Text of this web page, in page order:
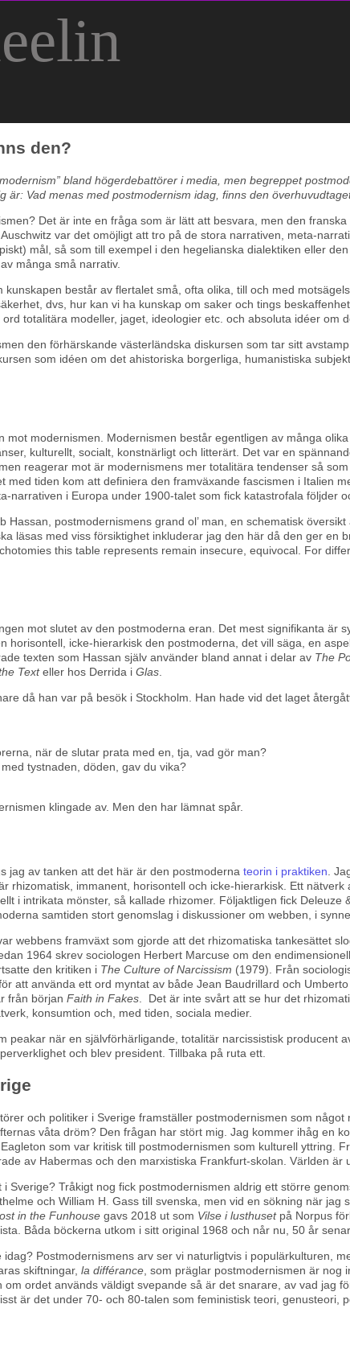
den?
bland högerdebattörer i media, men begreppet
är: Vad menas med postmodernism idag, finns den
Det är inte en fråga som är lätt att besvara, men den
var det omöjligt att tro på de stora narrativen, meta-
mål, så som till exempel i den hegelianska dialektiken eller
många små narrativ.
kunskapen består av flertalet små, ofta olika, till och med
dvs, hur kan vi ha kunskap om saker och tings
totalitära modeller, jaget, ideologier etc. och absoluta idéer om
den förhärskande västerländska diskursen som tar sitt
som idéen om det ahistoriska borgerliga, humanistiska
mot modernismen. Modernismen består egentligen av många
kulturellt, socialt, konstnärligt och litterärt. Det var en
reagerar mot är modernismens mer totalitära tendenser så
med tiden kom att definiera den framväxande fascismen i Italien
narrativen i Europa under 1900-talet som fick katastrofala följder
Hassan, postmodernismens grand ol’ man, en schematisk
läsas med viss försiktighet inkluderar jag den här då den ger en
this table represents remain insecure, equivocal. For
mot slutet av den postmoderna eran. Det mest signifikanta är
horisontell, icke-hierarkisk den postmoderna, det vill säga, en
texten som Hassan själv använder bland annat i delar av The
Texteller hos Derrida i Glas
då han var på besök i Stockholm. Han hade vid det laget
när de slutar prata med en, tja, vad gör man?
tystnaden, döden, gav du vika?
klingade av. Men den har lämnat spår.
jag av tanken att det här är den postmoderna teorin i praktiken .
rhizomatisk, immanent, horisontell och icke-hierarkisk. Ett
i intrikata mönster, så kallade rhizomer. Följaktligen fick Deleuze
samtiden stort genomslag i diskussioner om webben, i
webbens framväxt som gjorde att det rhizomatiska tankesättet
1964 skrev sociologen Herbert Marcuse om den
den kritiken i The Culture of Narcissism (1979). Från
att använda ett ord myntat av både Jean Baudrillard och
från början Faith in Fakes
Det är inte svårt att se hur det
konsumtion och, med tiden, sociala medier.
peakar när en självförhärligande, totalitär narcissistisk producent
och blev president. Tillbaka på ruta ett.
och politiker i Sverige framställer postmodernismen som
våta dröm? Den frågan har stört mig. Jag kommer ihåg en
som var kritisk till postmodernismen som kulturell yttring.
av Habermas och den marxistiska Frankfurt-skolan. Världen är
Sverige? Tråkigt nog fick postmodernismen aldrig ett större
och William H. Gass till svenska, men vid en sökning när jag
in the Funhouse gavs 2018 ut som Vilse i lusthusetpå Norpus
Båda böckerna utkom i sitt original 1968 och når nu, 50 år
Postmodernismens arv ser vi naturligtvis i populärkulturen,
skiftningar, la différance , som präglar postmodernismen är
ordet används väldigt svepande så är det snarare, av vad jag
är det under 70- och 80-talen som feministisk teori, genusteori,